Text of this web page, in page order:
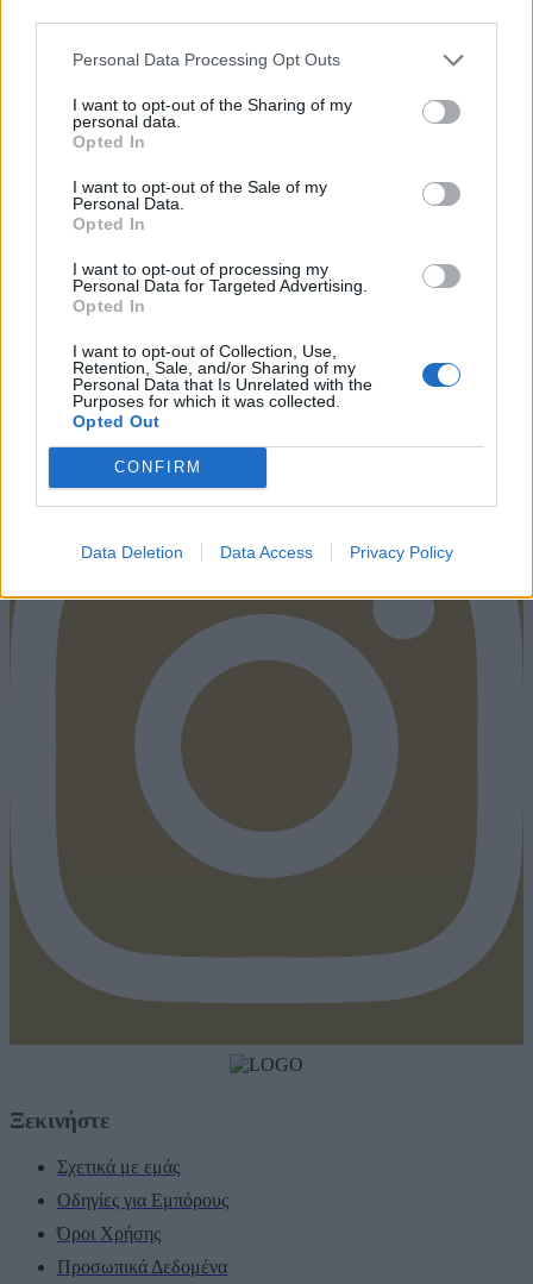
Personal Data Processing Opt Outs
I want to opt-out of the Sharing of my
personal data.
Opted In
I want to opt-out of the Sale of my
Personal Data.
Opted In
I want to opt-out of processing my
Personal Data for Targeted Advertising.
Opted In
I want to opt-out of Collection, Use,
Retention, Sale, and/or Sharing of my
Personal Data that Is Unrelated with the
Purposes for which it was collected.
Opted Out
CONFIRM
Data Deletion Data Access Privacy Policy
Instagram
Ξεκινήστε
Σχετικά με εμάς
Οδηγίες για Εμπόρους
Όροι Χρήσης
Προσωπικά Δεδομένα